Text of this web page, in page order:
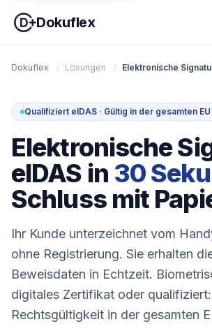
Dokuflex
Dokuflex / Lösungen / Elektronische
Qualifiziert eIDAS · Gültig in der gesamten EU
Elektronische
eIDAS in 30
Schluss mit
Ihr Kunde unterzeichnet vom
ohne Registrierung. Sie erhalten
Beweisdaten in Echtzeit.
digitales Zertifikat oder
Rechtsgültigkeit in der gesamten